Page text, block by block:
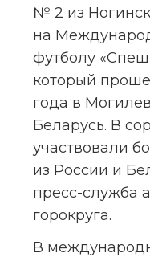
№ 2 из
на
футболу
который
года в
Беларусь. В
участвовали
из России и
пресс-служба
горокруга.
В